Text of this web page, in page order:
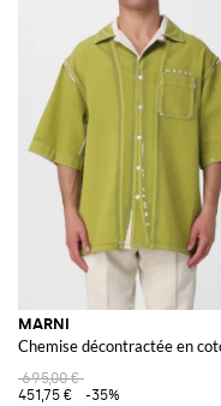
MARNI
Chemise décontractée en
695,00 €
451,75 €
-35%